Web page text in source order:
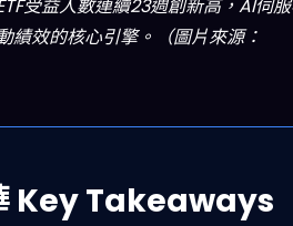
受益人數連續23週創新高，AI伺
績效的核心引擎。（圖片來源：
Key Takeaways